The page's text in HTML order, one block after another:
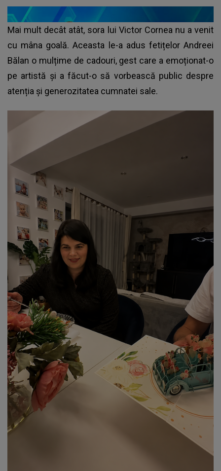
Mai mult decât atât, sora lui Victor Cornea nu a venit
cu mâna goală. Aceasta le-a adus fetițelor Andreei
Bălan o mulțime de cadouri, gest care a emoționat-o
pe artistă și a făcut-o să vorbească public despre
atenția și generozitatea cumnatei sale.